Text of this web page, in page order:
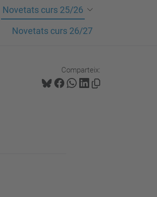
Novetats curs 25/26
Novetats curs 26/27
Comparteix: